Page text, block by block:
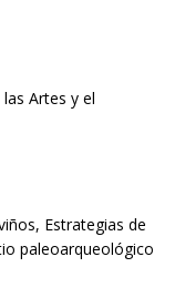
las Artes y el
Estrategias de
paleoarqueológico